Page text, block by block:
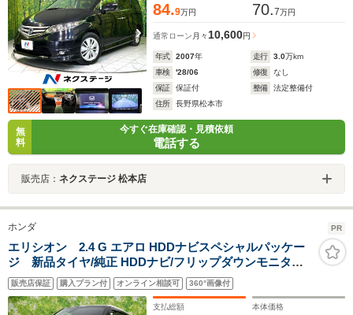
84.9万円 70.7万円
通常ローン 月々10,600円
年式 2007年 走行 3.0万km
車検
'28/06 修復
なし
保証
保証付 整備
法定整備付
住所
長野県松本市
無
料
今すぐ在庫確認・見積依頼
電話する
販売店： ネクステージ 松本店
ホンダ PR
エリシオン 2.4 G エアロ HDDナビスペシャルパッケー
ジ 新品タイヤ/純正 HDDナビ/フリップダウンモニター
社外 8インチ/両側電動スライドドア/ヘッドランプ
HID/ETC/EBD付ABS/ワンセグTV/DVD/禁煙車/エアバッ
グ 運転席
販売店保証 購入プラン付 オンライン相談可 360°画像付
支払総額 本体価格